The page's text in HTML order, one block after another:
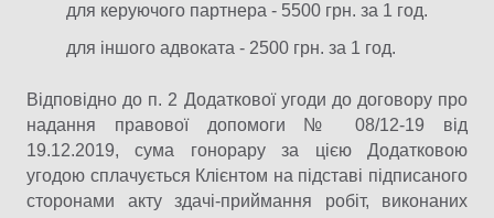
для керуючого партнера - 5500 грн. за 1 год.
для іншого адвоката - 2500 грн. за 1 год.
Відповідно до п. 2 Додаткової угоди до договору про
надання правової допомоги № 08/12-19 від
19.12.2019, сума гонорару за цією Додатковою
угодою сплачується Клієнтом на підставі підписаного
сторонами акту здачі-приймання робіт, виконаних